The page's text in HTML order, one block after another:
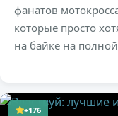
фанатов
которые просто
на байке на
+176